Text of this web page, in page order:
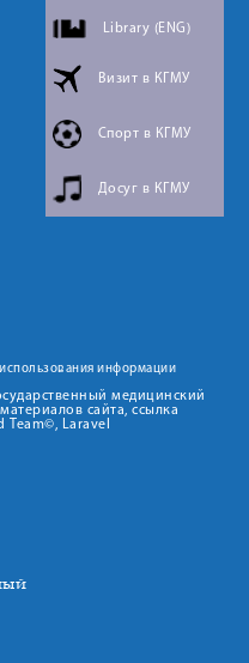
Library (ENG)
Визит в КГМУ
Спорт в КГМУ
Досуг в КГМУ
информации
медицинский
сайта, ссылка
Team©, Laravel